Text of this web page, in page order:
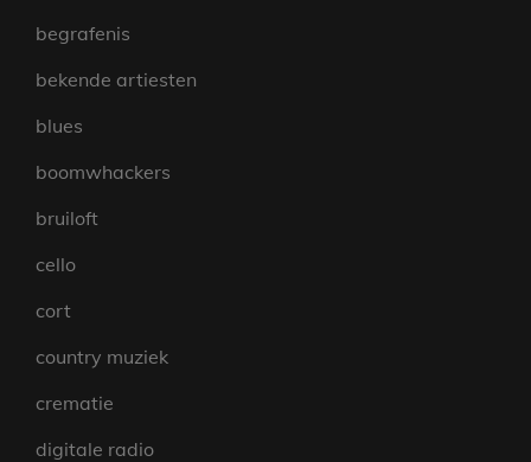
begrafenis
bekende artiesten
blues
boomwhackers
bruiloft
cello
cort
country muziek
crematie
digitale radio